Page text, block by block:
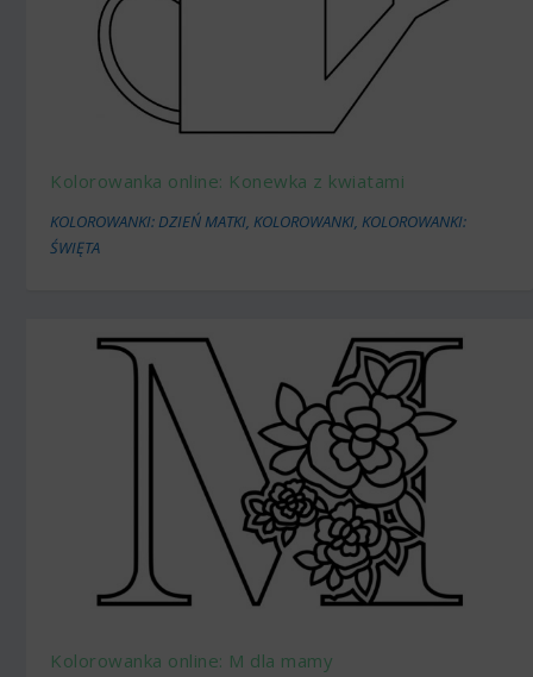
Kolorowanka online: Konewka z kwiatami
KOLOROWANKI: DZIEŃ MATKI,KOLOROWANKI,KOLOROWANKI:
ŚWIĘTA
Kolorowanka online: M dla mamy